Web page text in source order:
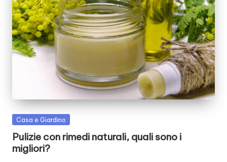
Posted
Casa e Giardino
Pulizie con rimedi naturali, quali sono i
migliori?